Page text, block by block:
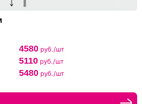
4580 руб./шт
5110 руб./шт
5480 руб./шт